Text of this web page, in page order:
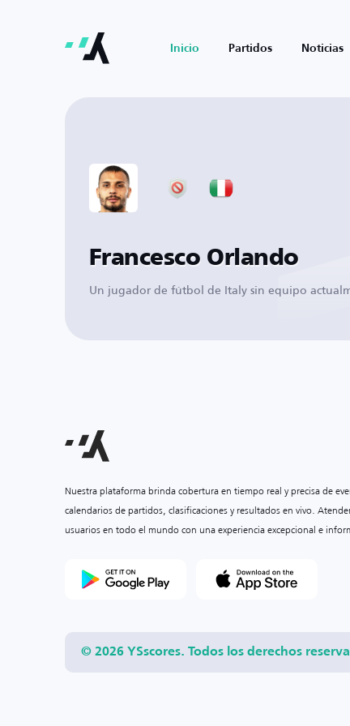
Inicio Partidos Noticias
Francesco Orlando
Un jugador de fútbol de Italy sin equipo
Nuestra plataforma brinda cobertura en tiempo real y precisa de
calendarios de partidos, clasificaciones y resultados en vivo.
usuarios en todo el mundo con una experiencia excepcional e
© 2026 YSscores. Todos los derechos